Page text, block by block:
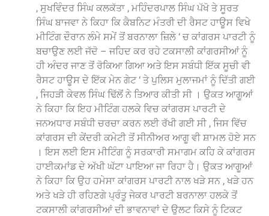
, ਸੁਖਵਿੰਦਰ ਸਿੰਘ ਕਲਕੱਤਾ , ਮਹਿੰਦਰਪਾਲ ਸਿੰਘ ਪੱਖੋ ਤੇ ਸੂਰਤ
ਸਿੰਘ ਬਾਜਵਾ ਨੇ ਕਿਹਾ ਕਿ ਕੈਬਨਿਟ ਮੰਤਰੀ ਦੀ ਰੈਸਟ ਹਾਊਸ ਵਿਖੇ
ਮੀਟਿੰਗ ਦੌਰਾਨ ਲੰਮੇ ਸਮੇਂ ਤੋਂ ਬਰਨਾਲਾ ਜ਼ਿਲੇ ‘ ਚ ਕਾਂਗਰਸ ਪਾਰਟੀ ਨੂੰ
ਬਚਾਉਣ ਲਈ ਜੱਦੋ – ਜਹਿਦ ਕਰ ਰਹੇ ਟਕਸਾਲੀ ਕਾਂਗਰਸੀਆਂ ਨੂੰ
ਹੀ ਅੰਦਰ ਜਾਣ ਤੋਂ ਰੋਕਿਆ ਗਿਆ ਅਤੇ ਇਸ ਸਬੰਧੀ ਇੱਕ ਸੂਚੀ ਵੀ
ਰੈਸਟ ਹਾਊਸ ਦੇ ਇੱਕ ਮੇਨ ਗੇਟ ‘ ਤੇ ਪੁਲਿਸ ਮੁਲਾਜਮਾਂ ਨੂੰ ਦਿੱਤੀ ਗਈ
, ਜਿਹੜੀ ਕੇਵਲ ਸਿੰਘ ਢਿੱਲੋਂ ਨੇ ਤਿਆਰ ਕੀਤੀ ਸੀ । ਉਕਤ ਆਗੂਆਂ
ਨੇ ਕਿਹਾ ਕਿ ਇਹ ਮੀਟਿੰਗ ਹਲਕੇ ਵਿਚ ਕਾਂਗਰਸ ਪਾਰਟੀ ਦੇ
ਜਨਅਧਾਰ ਸਬੰਧੀ ਚਰਚਾ ਕਰਨ ਲਈ ਰੱਖੀ ਗਈ ਸੀ , ਜਿਸ ਵਿੱਚ
ਕਾਂਗਰਸ ਦੀ ਕੇਂਦਰੀ ਕਮੇਟੀ ਤੋਂ ਸੀਨੀਅਰ ਆਗੂ ਵੀ ਸ਼ਾਮਲ ਹੋਏ ਸਨ
। ਇਸ ਲਈ ਇਸ ਮੀਟਿੰਗ ਨੂੰ ਸਰਕਾਰੀ ਸਮਾਗਮ ਕਹਿ ਕੇ ਕਾਂਗਰਸ
ਹਾਈਕਮਾਂਡ ਦੇ ਅੱਖੀ ਘੱਟਾ ਪਾਇਆ ਜਾ ਰਿਹਾ ਹੈ। ਉਕਤ ਆਗੂਆਂ
ਨੇ ਕਿਹਾ ਕਿ ਉਹ ਹਮੇਸਾ ਕਾਂਗਰਸ ਪਾਰਟੀ ਨਾਲ ਖੜੇ ਸਨ , ਖੜੇ ਹਨ
ਅਤੇ ਖੜੇ ਹੀ ਰਹਿਣਗੇ ਪ੍ਰੰਤੂ ਜੇਕਰ ਪਾਰਟੀ ਬਰਨਾਲਾ ਹਲਕੇ ਤੋਂ
ਟਕਸਾਲੀ ਕਾਂਗਰਸੀਆਂ ਦੀ ਭਾਵਨਾਵਾਂ ਦੇ ਉਲਟ ਕਿਸੇ ਨੂੰ ਟਿਕਟ